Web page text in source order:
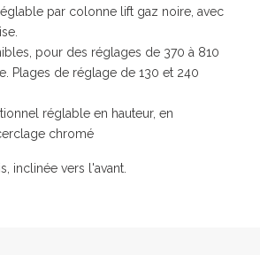
par colonne lift gaz noire, avec
pour des réglages de 370 à 810
Plages de réglage de 130 et 240
réglable en hauteur, en
chromé
inclinée vers l'avant.